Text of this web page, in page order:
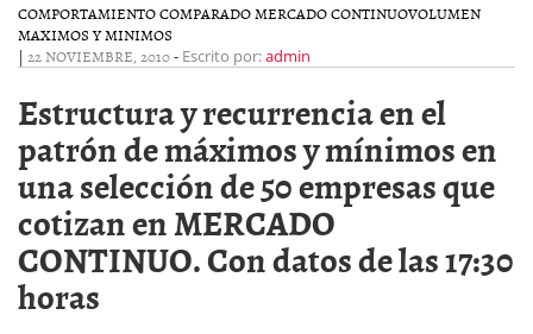
COMPORTAMIENTO COMPARADO MERCADO CONTINUOVOLUMEN
MAXIMOS Y MINIMOS
| 22 NOVIEMBRE, 2010- Escrito por:admin
Estructura y recurrencia en el
patrón de máximos y mínimos en
una selección de 50 empresas que
cotizan en MERCADO
CONTINUO. Con datos de las 17:30
horas